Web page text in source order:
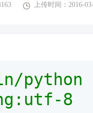
上传时间：2016-
python
8